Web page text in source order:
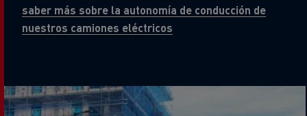
saber más sobre la autonomía de conducción de
nuestros camiones eléctricos